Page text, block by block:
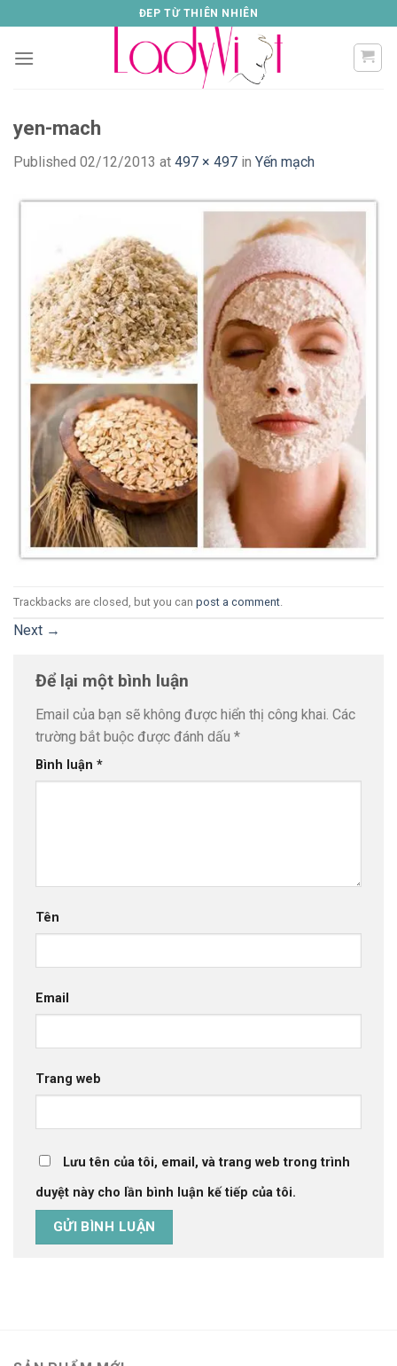
to
content
ĐEP TỪ THIÊN NHIÊN
yen-mach
Published 02/12/2013 at 497 × 497 in Yến mạch
Trackbacks are closed, but you can post a comment
Next →
Để lại một bình luận
Email của bạn sẽ không được hiển thị công khai. Các
trường bắt buộc được đánh dấu *
Bình luận *
Tên
Email
Trang web
Lưu tên của tôi, email, và trang web trong trình
duyệt này cho lần bình luận kế tiếp của tôi.